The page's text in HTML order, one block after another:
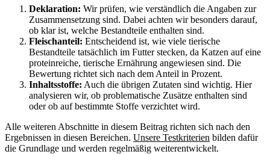
Deklaration: Wir prüfen, wie verständlich die Angaben zur
Zusammensetzung sind. Dabei achten wir besonders darauf,
ob klar ist, welche Bestandteile enthalten sind.
Fleischanteil: Entscheidend ist, wie viele tierische
Bestandteile tatsächlich im Futter stecken, da Katzen auf eine
proteinreiche, tierische Ernährung angewiesen sind. Die
Bewertung richtet sich nach dem Anteil in Prozent.
Inhaltsstoffe: Auch die übrigen Zutaten sind wichtig. Hier
analysieren wir, ob problematische Zusätze enthalten sind
oder ob auf bestimmte Stoffe verzichtet wird.
Alle weiteren Abschnitte in diesem Beitrag richten sich nach den
Ergebnissen in diesen Bereichen. Unsere Testkriterien bilden dafür
die Grundlage und werden regelmäßig weiterentwickelt.